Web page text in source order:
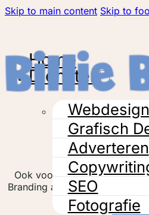
Skip to main content Skip to
Home
Diensten
Webdesign
Grafisch
Adverteren
SEO
Fotografie
Ook voor het ontwerpen van
Branding aan het juiste adres.